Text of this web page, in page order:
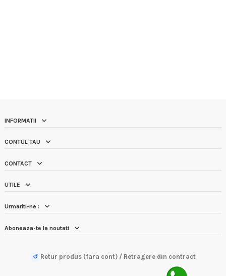
INFORMATII
CONTUL TAU
CONTACT
UTILE
↺ Retur produs (fara cont) / Retragere din contract
Urmariti-ne :
Aboneaza-te la noutati